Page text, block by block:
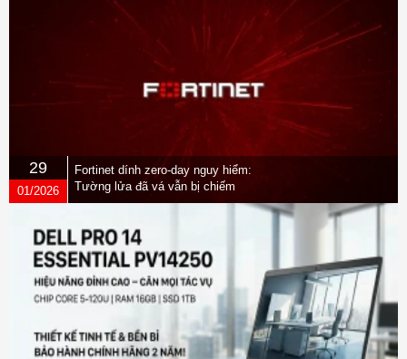
29
01/2026
Fortinet dính zero-day nguy hiểm:
Tường lửa đã vá vẫn bị chiếm
quyền